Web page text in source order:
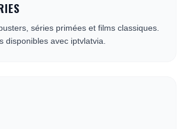
séries primées et films classiques.
disponibles avec iptvlatvia.